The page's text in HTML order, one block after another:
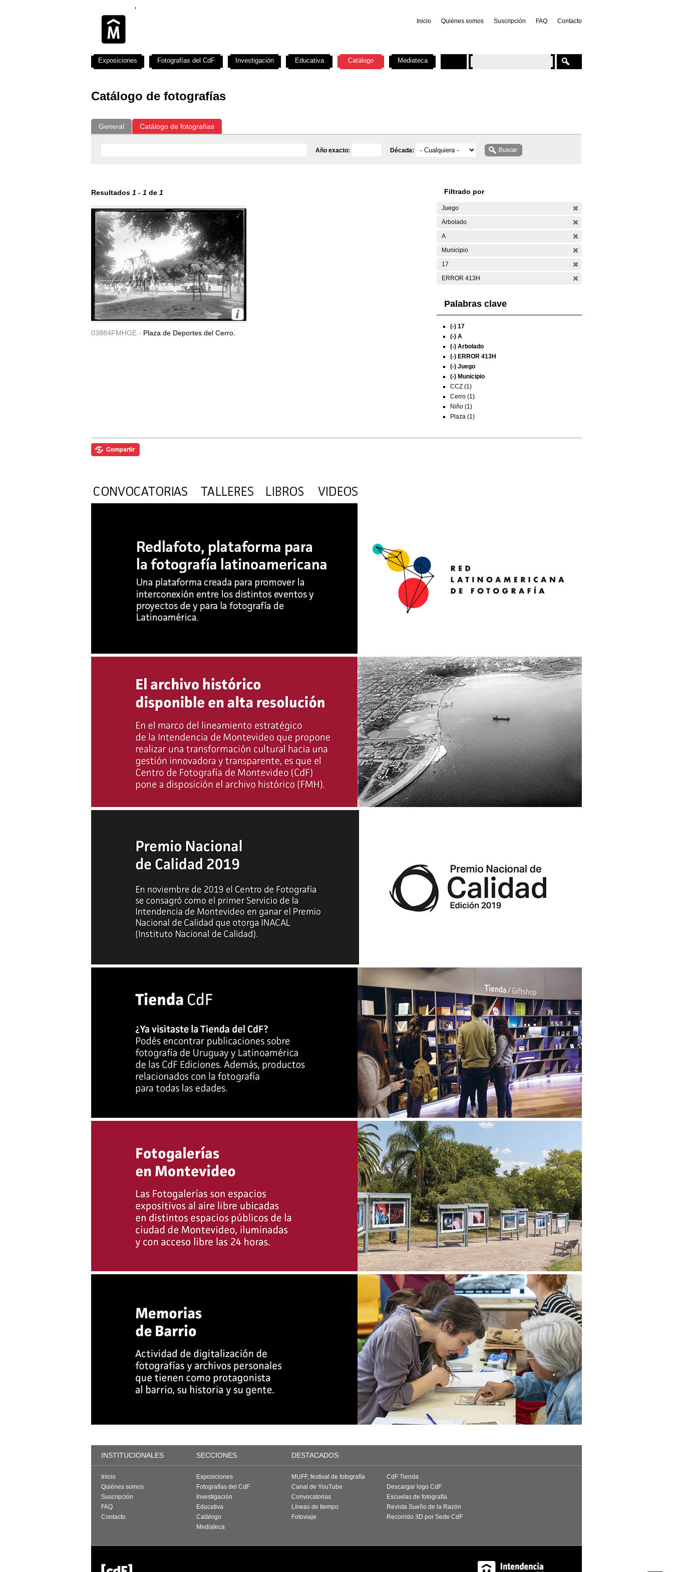
Inicio Quiénes somos Suscripción FAQ Contacto
Catálogo de fotografías
General Catálogo de fotografías
Año exacto: Década:
Resultados 1 - 1 de 1
03884FMHGE - Plaza de Deportes del Cerro.
Filtrado por
Juego
Arbolado
A
Municipio
17
ERROR 413H
Palabras clave
(-) 17
(-) A
(-) Arbolado
(-) ERROR 413H
(-) Juego
(-) Municipio
CCZ (1)
Cerro (1)
Niño (1)
Plaza (1)
Exposiciones Fotografías del CdF Investigación Educativa Catálogo Mediateca
INSTITUCIONALES SECCIONES DESTACADOS
Inicio
Quiénes somos
Suscripción
FAQ
Contacto
Exposiciones
Fotografías del CdF
Investigación
Educativa
Catálogo
Mediateca
MUFF, festival de fotografía
Canal de YouTube
Convocatorias
Líneas de tiempo
Fotoviaje
CdF Tienda
Descargar logo CdF
Escuelas de fotografía
Revista Sueño de la Razón
Recorrido 3D por Sede CdF